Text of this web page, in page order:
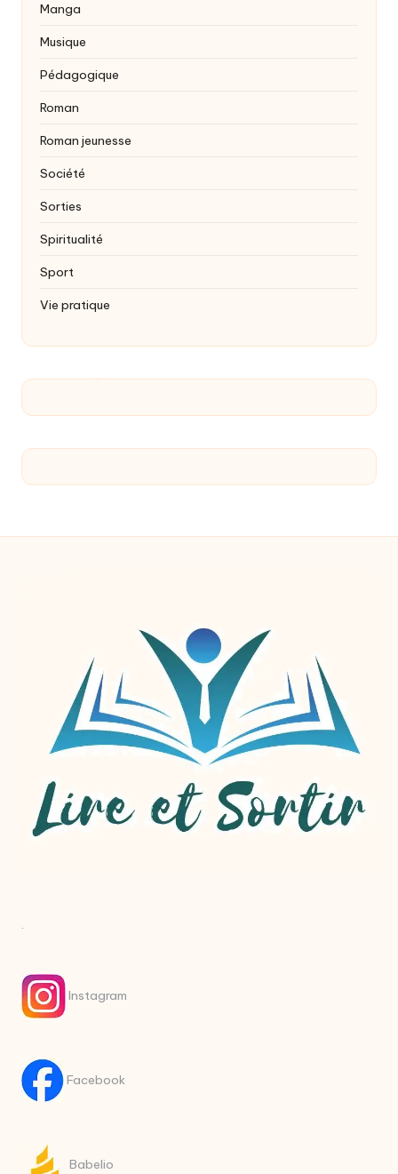
Manga
Musique
Pédagogique
Roman
Roman jeunesse
Société
Sorties
Spiritualité
Sport
Vie pratique
.
Instagram
Facebook
Babelio